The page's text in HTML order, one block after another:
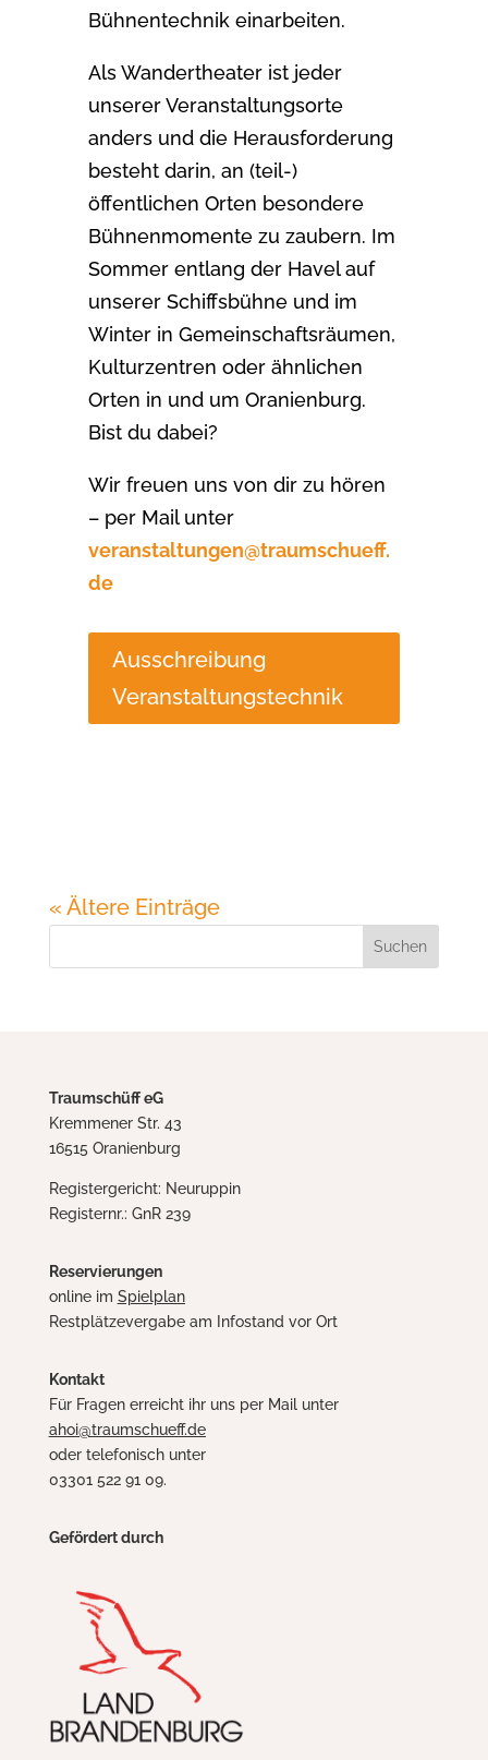
Bühnentechnik einarbeiten.
Als Wandertheater ist jeder
unserer Veranstaltungsorte
anders und die Herausforderung
besteht darin, an (teil-)
öffentlichen Orten besondere
Bühnenmomente zu zaubern. Im
Sommer entlang der Havel auf
unserer Schiffsbühne und im
Winter in Gemeinschaftsräumen,
Kulturzentren oder ähnlichen
Orten in und um Oranienburg.
Bist du dabei?
Wir freuen uns von dir zu hören
– per Mail unter
veranstaltungen@traumschueff.
de
Ausschreibung
Veranstaltungstechnik
« Ältere Einträge
Traumschüff eG
Kremmener Str. 43
16515 Oranienburg
Registergericht: Neuruppin
Registernr.: GnR 239
Reservierungen
online im Spielplan
Restplätzevergabe am Infostand vor Ort
Kontakt
Für Fragen erreicht ihr uns per Mail unter
ahoi@traumschueff.de
oder telefonisch unter
03301 522 91 09.
Gefördert durch